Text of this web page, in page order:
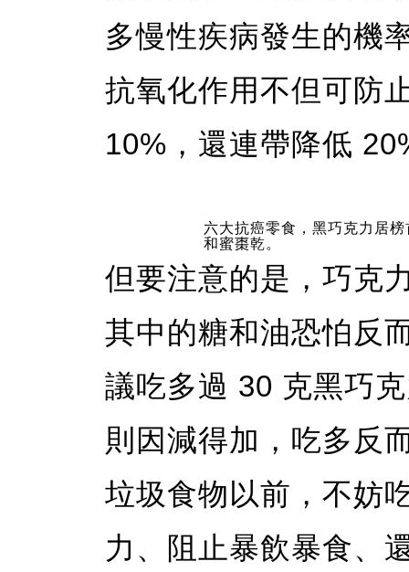
多慢性疾病發生的機
抗氧化作用不但可防
10%，還連帶降低
六大抗癌零食，黑巧克力居
和蜜棗乾。
但要注意的是，巧克
其中的糖和油恐怕反
議吃多過 30 克黑巧
則因減得加，吃多反
垃圾食物以前，不妨
力、阻止暴飲暴食、